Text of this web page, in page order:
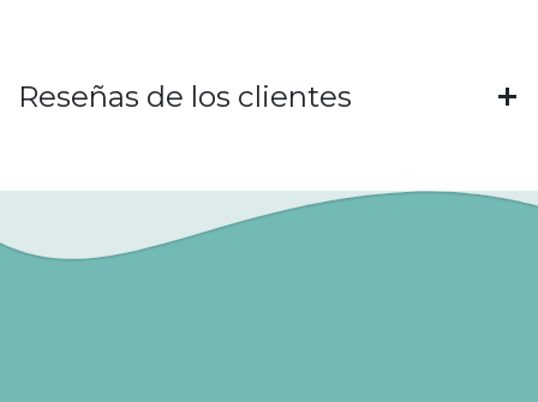
Reseñas de los clientes